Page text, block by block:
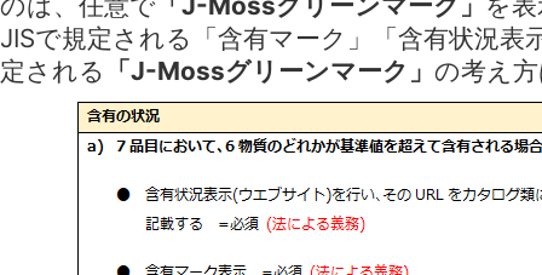
JISで規定される「含有マーク」「含有状況
定される 「J-Mossグリーンマーク」 の考え